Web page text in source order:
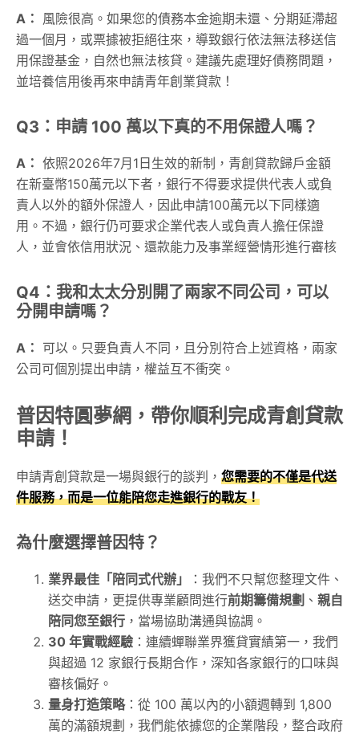
A： 風險很高。如果您的債務本金逾期未還、分期延滯超
過一個月，或票據被拒絕往來，導致銀行依法無法移送信
用保證基金，自然也無法核貸。建議先處理好債務問題，
並培養信用後再來申請青年創業貸款！
Q3：申請 100 萬以下真的不用保證人嗎？
A： 依照2026年7月1日生效的新制，青創貸款歸戶金額
在新臺幣150萬元以下者，銀行不得要求提供代表人或負
責人以外的額外保證人，因此申請100萬元以下同樣適
用。不過，銀行仍可要求企業代表人或負責人擔任保證
人，並會依信用狀況、還款能力及事業經營情形進行審核
Q4：我和太太分別開了兩家不同公司，可以
分開申請嗎？
A： 可以。只要負責人不同，且分別符合上述資格，兩家
公司可個別提出申請，權益互不衝突。
普因特圓夢網，帶你順利完成青創貸款
申請！
申請青創貸款是一場與銀行的談判， 您需要的不僅是代送
件服務，而是一位能陪您走進銀行的戰友！
為什麼選擇普因特？
業界最佳「陪同式代辦」
：我們不只幫您整理文件、
送交申請，更提供專業顧問進行前期籌備規劃 、 親自
陪同您至銀行 ，當場協助溝通與協調。
30 年實戰經驗 ：連續蟬聯業界獲貸實績第一，我們
與超過 12 家銀行長期合作，深知各家銀行的口味與
審核偏好。
量身打造策略：從 100 萬以內的小額週轉到 1,800
萬的滿額規劃，我們能依據您的企業階段，整合政府